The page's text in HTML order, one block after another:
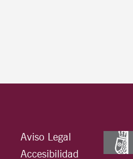
Aviso Legal
Accesibilidad